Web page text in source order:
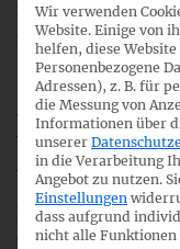
eineListe
eineListe
Die Standards
weiter überprüft, da
Verordnung (EU)
Anwendungsbeginn
(ESRS E4 sowie
können. Nach
die überarbeiteten
Wir verwenden
Website. Einige von
helfen, diese
Personenbezogene
Adressen), z. B. für
die Messung von
Informationen über
unserer
in die Verarbeitung
Angebot zu nutzen.
Einstellungen
dass aufgrund
nicht alle Funktionen